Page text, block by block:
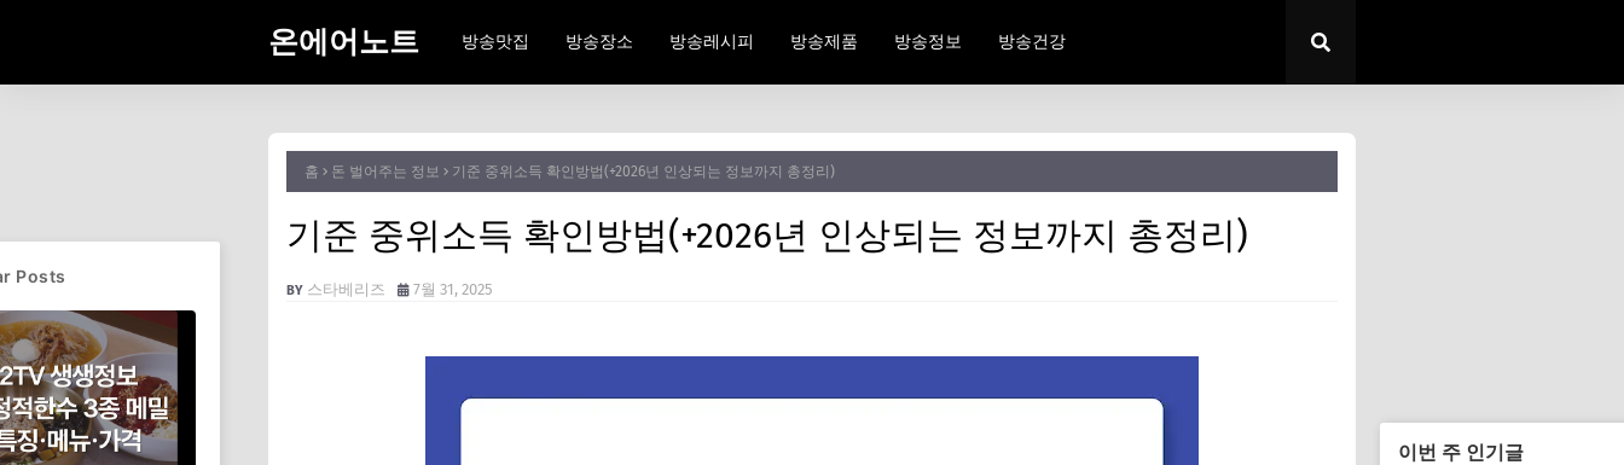
온에어노트 방송맛집 방송장소 방송레시피 방송제품 방송정보 방송건강
홈 돈 벌어주는 정보 기준 중위소득 확인방법(+2026년 인상되는 정보까지 총정리)
기준 중위소득 확인방법(+2026년 인상되는 정보까지 총정리)
스타베리즈 7월 31, 2025
이번 주 인기글
Posts